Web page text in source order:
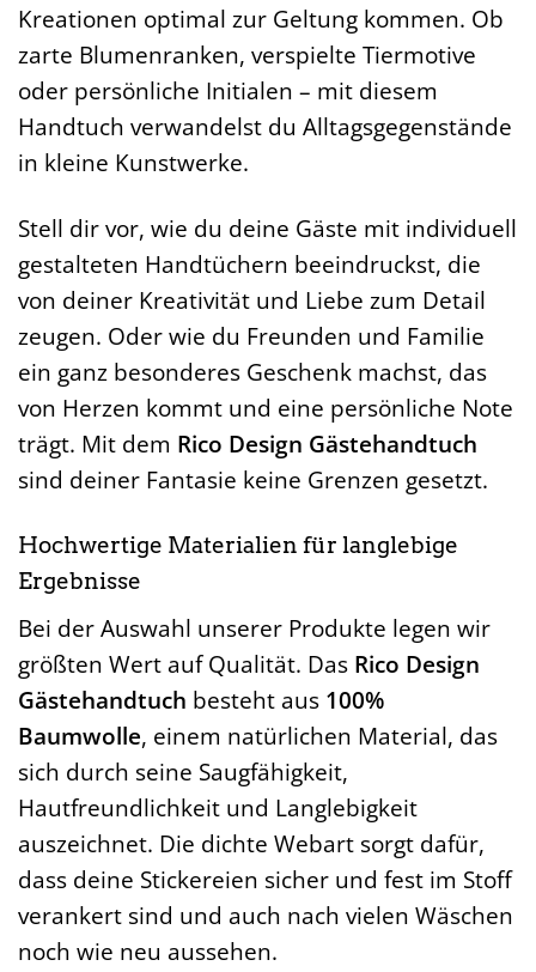
Kreationen optimal zur Geltung kommen. Ob
zarte Blumenranken, verspielte Tiermotive
oder persönliche Initialen – mit diesem
Handtuch verwandelst du Alltagsgegenstände
in kleine Kunstwerke.
Stell dir vor, wie du deine Gäste mit individuell
gestalteten Handtüchern beeindruckst, die
von deiner Kreativität und Liebe zum Detail
zeugen. Oder wie du Freunden und Familie
ein ganz besonderes Geschenk machst, das
von Herzen kommt und eine persönliche Note
trägt. Mit dem Rico Design Gästehandtuch
sind deiner Fantasie keine Grenzen gesetzt.
Hochwertige Materialien für langlebige
Ergebnisse
Bei der Auswahl unserer Produkte legen wir
größten Wert auf Qualität. Das Rico Design
Gästehandtuch besteht aus 100%
Baumwolle, einem natürlichen Material, das
sich durch seine Saugfähigkeit,
Hautfreundlichkeit und Langlebigkeit
auszeichnet. Die dichte Webart sorgt dafür,
dass deine Stickereien sicher und fest im Stoff
verankert sind und auch nach vielen Wäschen
noch wie neu aussehen.